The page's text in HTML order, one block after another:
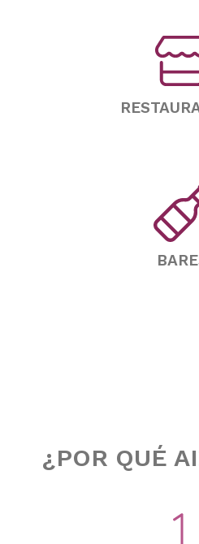
¿POR QUÉ